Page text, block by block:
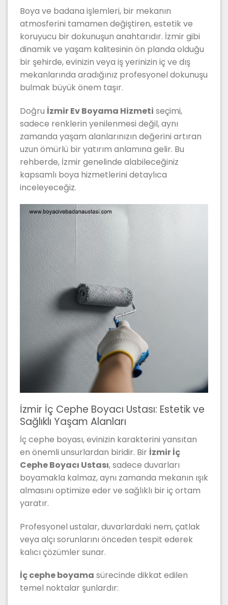
Boya ve badana işlemleri, bir mekanın
atmosferini tamamen değiştiren, estetik ve
koruyucu bir dokunuşun anahtarıdır. İzmir gibi
dinamik ve yaşam kalitesinin ön planda olduğu
bir şehirde, evinizin veya iş yerinizin iç ve dış
mekanlarında aradığınız profesyonel dokunuşu
bulmak büyük önem taşır.
Doğru İzmir Ev Boyama Hizmeti seçimi,
sadece renklerin yenilenmesi değil, aynı
zamanda yaşam alanlarınızın değerini artıran
uzun ömürlü bir yatırım anlamına gelir. Bu
rehberde, İzmir genelinde alabileceğiniz
kapsamlı boya hizmetlerini detaylıca
inceleyeceğiz.
İzmir İç Cephe Boyacı Ustası: Estetik ve
Sağlıklı Yaşam Alanları
İç cephe boyası, evinizin karakterini yansıtan
en önemli unsurlardan biridir. Bir İzmir İç
Cephe Boyacı Ustası, sadece duvarları
boyamakla kalmaz, aynı zamanda mekanın ışık
almasını optimize eder ve sağlıklı bir iç ortam
yaratır.
Profesyonel ustalar, duvarlardaki nem, çatlak
veya alçı sorunlarını önceden tespit ederek
kalıcı çözümler sunar.
İç cephe boyama sürecinde dikkat edilen
temel noktalar şunlardır: